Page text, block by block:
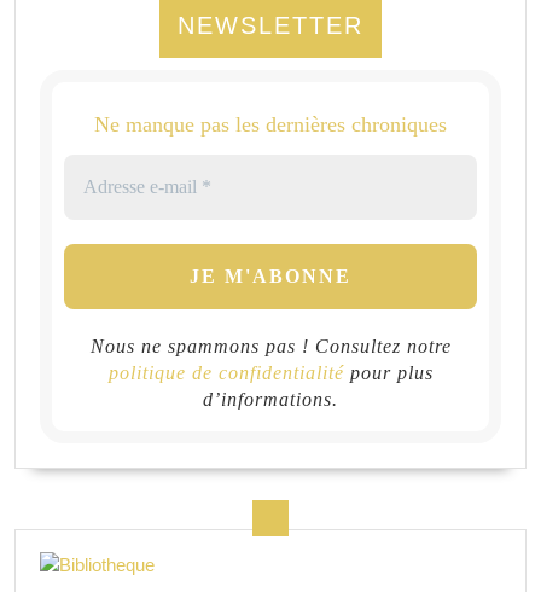
NEWSLETTER
Ne manque pas les dernières chroniques
Nous ne spammons pas ! Consultez notre
politique de confidentialitépour plus
d’informations.